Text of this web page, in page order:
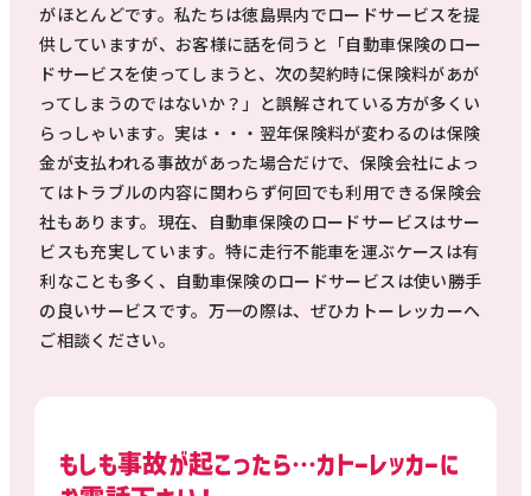
がほとんどです。私たちは徳島県内でロードサービスを提
供していますが、お客様に話を伺うと「自動車保険のロー
ドサービスを使ってしまうと、次の契約時に保険料があが
ってしまうのではないか？」と誤解されている方が多くい
らっしゃいます。実は・・・翌年保険料が変わるのは保険
金が支払われる事故があった場合だけで、保険会社によっ
てはトラブルの内容に関わらず何回でも利用できる保険会
社もあります。現在、自動車保険のロードサービスはサー
ビスも充実しています。特に走行不能車を運ぶケースは有
利なことも多く、自動車保険のロードサービスは使い勝手
の良いサービスです。万一の際は、ぜひカトーレッカーへ
ご相談ください。
もしも事故が起こったら…カトーレッカーに